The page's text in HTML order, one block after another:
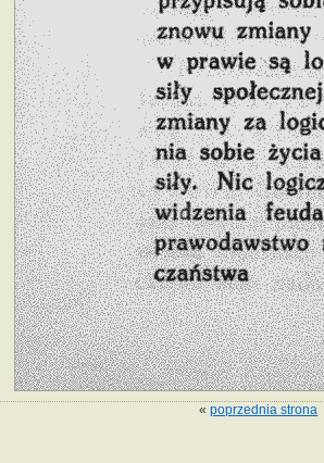
«poprzednia strona